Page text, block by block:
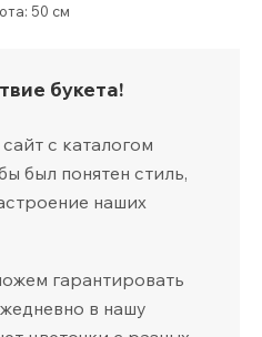
50 см
букета!
с каталогом
был понятен стиль,
наших
гарантировать
в нашу